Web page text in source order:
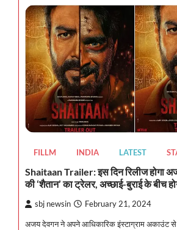
FILLM INDIA LATEST
Shaitaan Trailer: इस दिन रिलीज होगा
की ‘शैतान’ का ट्रेलर, अच्छाई-बुराई के बीच
sbj newsin February 21, 2024
अजय देवगन ने अपने आधिकारिक इंस्टाग्राम अकाउंट से